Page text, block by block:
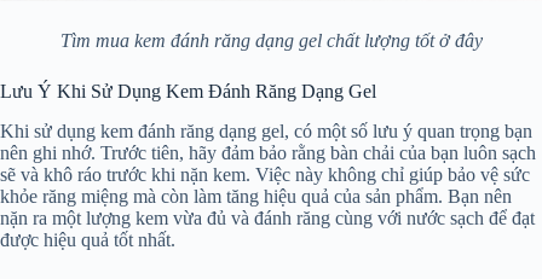
Tìm mua kem đánh răng dạng gel chất lượng tốt ở đây
Lưu Ý Khi Sử Dụng Kem Đánh Răng Dạng Gel
Khi sử dụng kem đánh răng dạng gel, có một số lưu ý quan trọng bạn
nên ghi nhớ. Trước tiên, hãy đảm bảo rằng bàn chải của bạn luôn sạch
sẽ và khô ráo trước khi nặn kem. Việc này không chỉ giúp bảo vệ sức
khỏe răng miệng mà còn làm tăng hiệu quả của sản phẩm. Bạn nên
nặn ra một lượng kem vừa đủ và đánh răng cùng với nước sạch để đạt
được hiệu quả tốt nhất.